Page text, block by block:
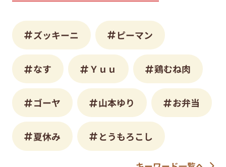
ズッキーニ ピーマン
なす Ｙｕｕ 鶏むね肉
ゴーヤ 山本ゆり お弁当
夏休み とうもろこし